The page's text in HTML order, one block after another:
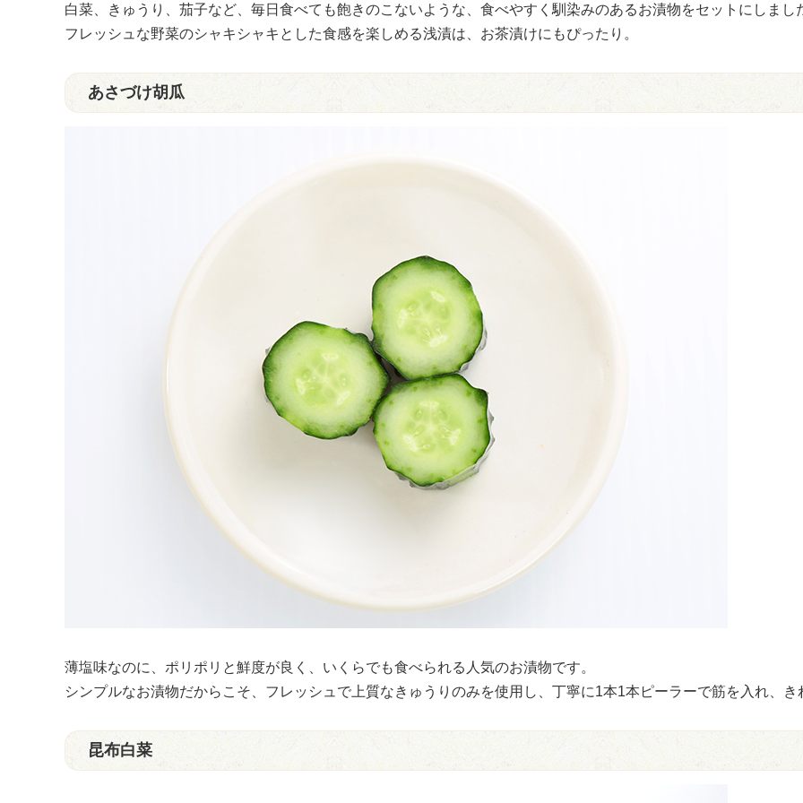
白菜、きゅうり、茄子など、毎日食べても飽きのこないような、食べやすく馴染みのあるお漬物をセットにしまし
フレッシュな野菜のシャキシャキとした食感を楽しめる浅漬は、お茶漬けにもぴったり。
あさづけ胡瓜
薄塩味なのに、ポリポリと鮮度が良く、いくらでも食べられる人気のお漬物です。
シンプルなお漬物だからこそ、フレッシュで上質なきゅうりのみを使用し、丁寧に1本1本ピーラーで筋を入れ、
昆布白菜